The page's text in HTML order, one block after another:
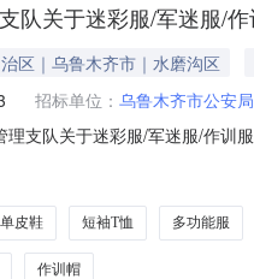
队关于迷彩服/军迷服/
区｜乌鲁木齐市｜水磨沟区
招标单位： 乌鲁木齐市公安
理支队关于迷彩服/军迷服/作训
）:项目所在行政区划编码
单皮鞋 短袖T恤 多功能服
作训帽